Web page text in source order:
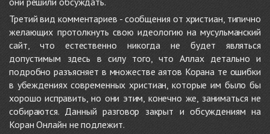
Третий вид комментариев - сообщения от христиан, типично
желающих протолкнуть свою идеологию на мусульманский
сайт, что естественно никогда не будет являться
допустимым здесь в силу того, что Аллах детально и
подробно разъясняет в множестве аятов Корана те ошибки
в убеждениях современных христиан, которые им было бы
хорошо исправить, но они этим, конечно же, заниматься не
собираются. Данный разговор закрыт и обсуждениям на
Коран Онлайн не подлежит.